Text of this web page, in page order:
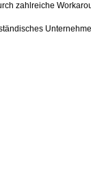
zahlreiche